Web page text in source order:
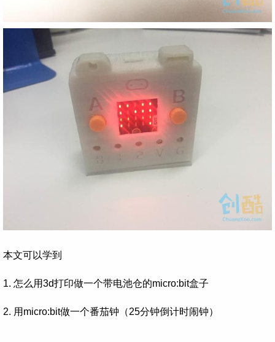
本文可以学到
1. 怎么用3d打印做一个带电池仓的micro:bit盒子
2. 用micro:bit做一个番茄钟（25分钟倒计时闹钟）